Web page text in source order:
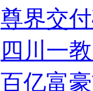
尊界交
四川一
百亿富